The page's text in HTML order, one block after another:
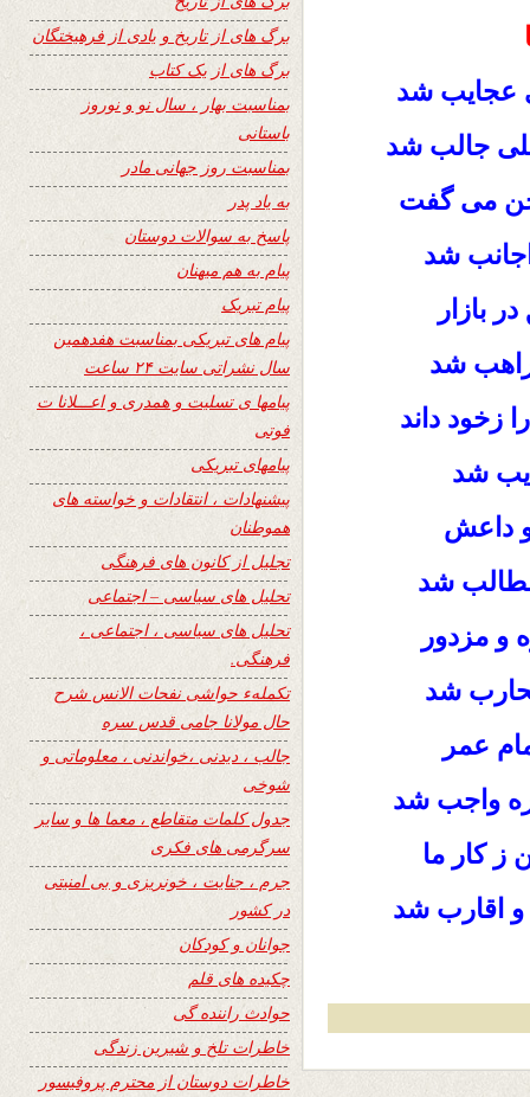
عجایب شد
جالب شد
می گفت
شد
بازار
راهب شد
زخود داند
شد
و داعش
شد
و مزدور
شد
عمر
واجب شد
ز کار ما
اقارب شد
برگ های از تاریخ و یادی از فرهیختگان
برگ های از یک کتاب
بمناسبت بهار ، سال نو و نوروز
باستانی
بمناسبت روز جهانی مادر
به یاد پدر
پاسخ به سوالات دوستان
پیام به هم میهنان
پیام تبریک
پیام های تبریکی بمناسبت هفدهمین
سال نشراتی سایت ۲۴ ساعت
پیامها ی تسلیت و همدری و اعـــلانا ت
فوتی
پیامهای تبریکی
پیشنهادات ، انتقادات و خواسته های
هموطنان
تجلیل از کانون های فرهنگی
تحلیل های سیاسی – اجتماعی
تحلیل های سیاسی ، اجتماعی ،
فرهنگی.
تکملهء حواشی نفحات الانس شرح
حال مولانا جامی قدس سره
جالب ، دیدنی ،خواندنی ، معلوماتی و
شوخی
جدول کلمات متقاطع ، معما ها و سایر
سرگرمی های فکری
جرم ، جنایت ، خونریزی و بی امنیتی
در کشور
جوانان و کودکان
چکیده های قلم
حوادث راننده گی
خاطرات تلخ و شیرین زندگی
خاطرات دوستان از محترم پروفیسور